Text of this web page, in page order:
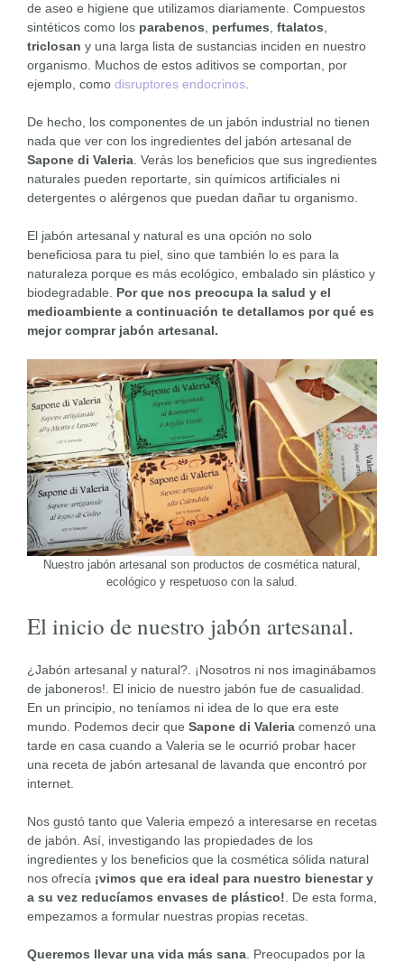
de aseo e higiene que utilizamos diariamente. Compuestos
sintéticos como los parabenos, perfumes, ftalatos,
triclosan y una larga lista de sustancias inciden en nuestro
organismo. Muchos de estos aditivos se comportan, por
ejemplo, como disruptores endocrinos.
De hecho, los componentes de un jabón industrial no tienen
nada que ver con los ingredientes del jabón artesanal de
Sapone di Valeria. Verás los beneficios que sus ingredientes
naturales pueden reportarte, sin químicos artificiales ni
detergentes o alérgenos que puedan dañar tu organismo.
El jabón artesanal y natural es una opción no solo
beneficiosa para tu piel, sino que también lo es para la
naturaleza porque es más ecológico, embalado sin plástico y
biodegradable. Por que nos preocupa la salud y el
medioambiente a continuación te detallamos por qué es
mejor comprar jabón artesanal.
Nuestro jabón artesanal son productos de cosmética natural,
ecológico y respetuoso con la salud.
El inicio de nuestro jabón artesanal.
¿Jabón artesanal y natural?. ¡Nosotros ni nos imaginábamos
de jaboneros!. El inicio de nuestro jabón fue de casualidad.
En un principio, no teníamos ni idea de lo que era este
mundo. Podemos decir que Sapone di Valeria comenzó una
tarde en casa cuando a Valeria se le ocurrió probar hacer
una receta de jabón artesanal de lavanda que encontró por
internet.
Nos gustó tanto que Valeria empezó a interesarse en recetas
de jabón. Así, investigando las propiedades de los
ingredientes y los beneficios que la cosmética sólida natural
nos ofrecía ¡vimos que era ideal para nuestro bienestar y
a su vez reducíamos envases de plástico!. De esta forma,
empezamos a formular nuestras propias recetas.
Queremos llevar una vida más sana. Preocupados por la